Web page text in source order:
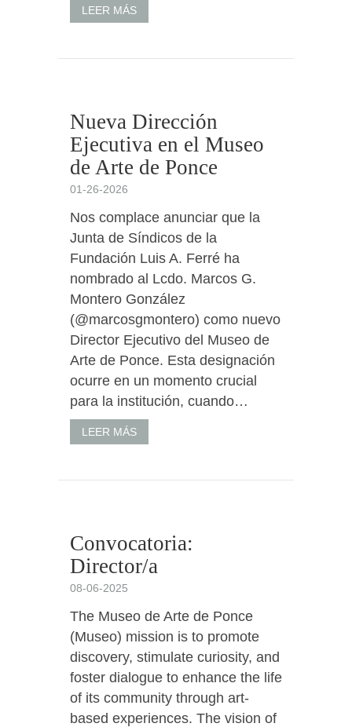
LEER MÁS
Nueva Dirección
Ejecutiva en el Museo
de Arte de Ponce
01-26-2026
Nos complace anunciar que la
Junta de Síndicos de la
Fundación Luis A. Ferré ha
nombrado al Lcdo. Marcos G.
Montero González
(@marcosgmontero) como nuevo
Director Ejecutivo del Museo de
Arte de Ponce. Esta designación
ocurre en un momento crucial
para la institución, cuando…
LEER MÁS
Convocatoria:
Director/a
08-06-2025
The Museo de Arte de Ponce
(Museo) mission is to promote
discovery, stimulate curiosity, and
foster dialogue to enhance the life
of its community through art-
based experiences. The vision of